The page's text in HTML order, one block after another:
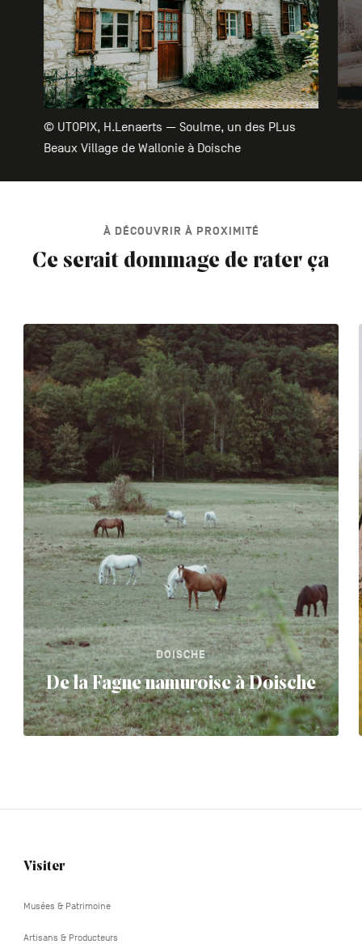
© UTOPIX, H.Lenaerts — Soulme, un des PLus
Beaux Village de Wallonie à Doische
À DÉCOUVRIR À PROXIMITÉ
Ce serait dommage de rater ça
DOISCHE
De la Fagne namuroise à Doische
Navigation
Visiter
Musées & Patrimoine
Artisans & Producteurs